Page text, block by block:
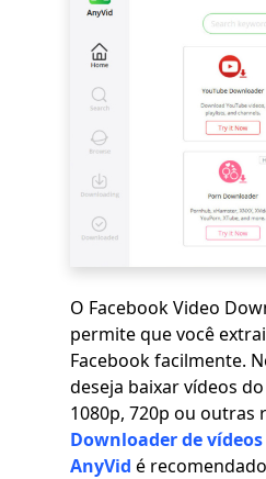
O Facebook Video
permite que você
Facebook facilmente.
deseja baixar vídeos
1080p, 720p ou outras
Downloader de
AnyVid é